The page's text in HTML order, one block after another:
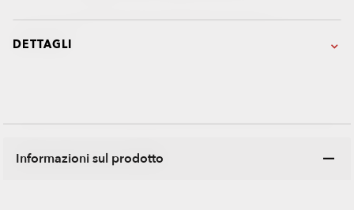
DETTAGLI
Informazioni sul prodotto